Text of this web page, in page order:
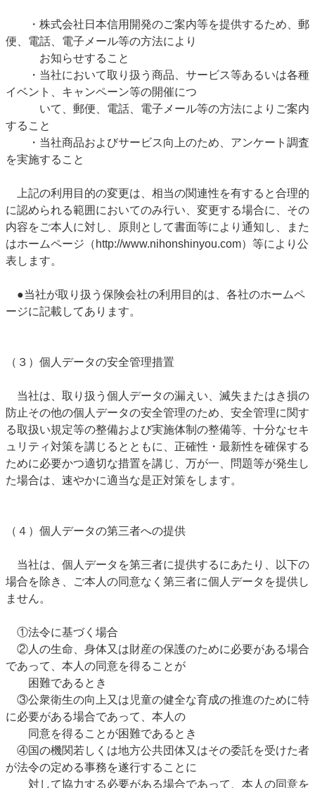
・株式会社日本信用開発のご案内等を提供するため、郵
便、電話、電子メール等の方法により
お知らせすること
・当社において取り扱う商品、サービス等あるいは各種
イベント、キャンペーン等の開催につ
いて、郵便、電話、電子メール等の方法によりご案内
すること
・当社商品およびサービス向上のため、アンケート調査
を実施すること
上記の利用目的の変更は、相当の関連性を有すると合理的
に認められる範囲においてのみ行い、変更する場合に、その
内容をご本人に対し、原則として書面等により通知し、また
はホームページ（http://www.nihonshinyou.com）等により公
表します。
●当社が取り扱う保険会社の利用目的は、各社のホームペ
ージに記載してあります。
（３）個人データの安全管理措置
当社は、取り扱う個人データの漏えい、滅失またはき損の
防止その他の個人データの安全管理のため、安全管理に関す
る取扱い規定等の整備および実施体制の整備等、十分なセキ
ュリティ対策を講じるとともに、正確性・最新性を確保する
ために必要かつ適切な措置を講じ、万が一、問題等が発生し
た場合は、速やかに適当な是正対策をします。
（４）個人データの第三者への提供
当社は、個人データを第三者に提供するにあたり、以下の
場合を除き、ご本人の同意なく第三者に個人データを提供し
ません。
①法令に基づく場合
②人の生命、身体又は財産の保護のために必要がある場合
であって、本人の同意を得ることが
困難であるとき
③公衆衛生の向上又は児童の健全な育成の推進のために特
に必要がある場合であって、本人の
同意を得ることが困難であるとき
④国の機関若しくは地方公共団体又はその委託を受けた者
が法令の定める事務を遂行することに
対して協力する必要がある場合であって、本人の同意を